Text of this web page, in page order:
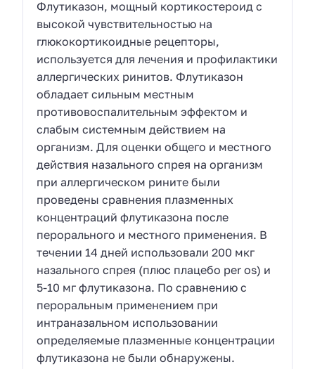
Флутиказон, мощный кортикостероид с
высокой чувствительностью на
глюкокортикоидные рецепторы,
используется для лечения и профилактики
аллергических ринитов. Флутиказон
обладает сильным местным
противовоспалительным эффектом и
слабым системным действием на
организм. Для оценки общего и местного
действия назального спрея на организм
при аллергическом рините были
проведены сравнения плазменных
концентраций флутиказона после
перорального и местного применения. В
течении 14 дней использовали 200 мкг
назального спрея (плюс плацебо per os) и
5-10 мг флутиказона. По сравнению с
пероральным применением при
интраназальном использовании
определяемые плазменные концентрации
флутиказона не были обнаружены.